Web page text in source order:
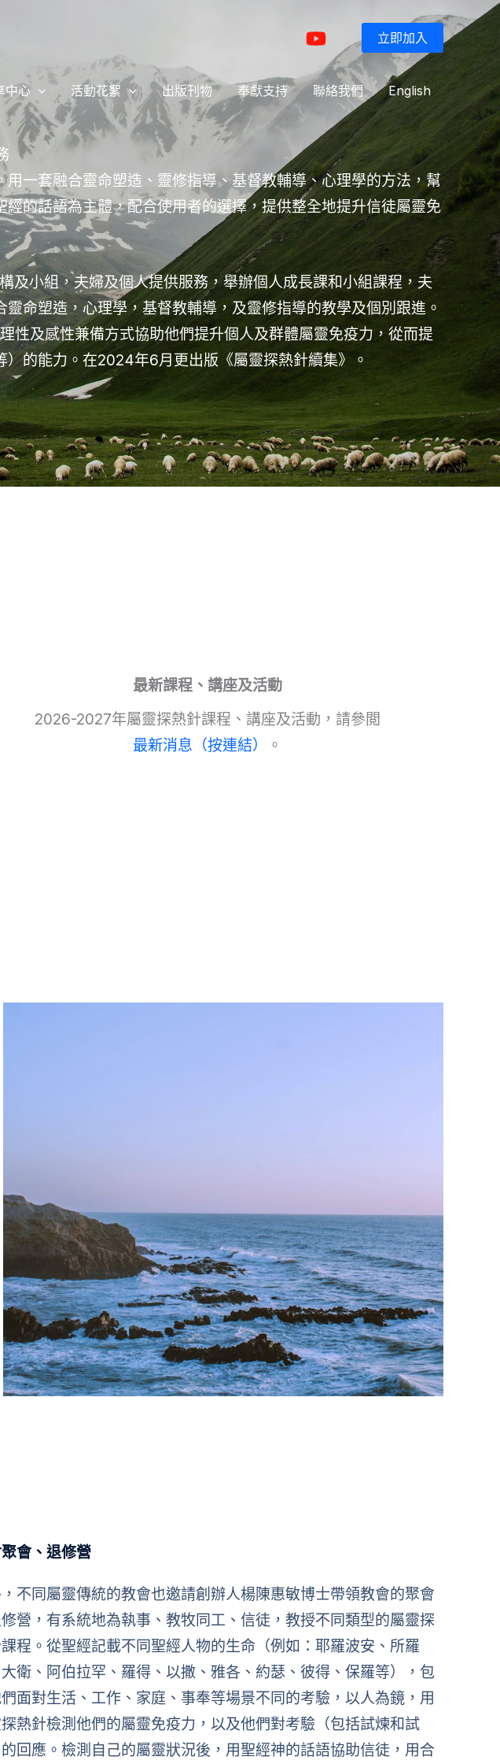
立即加入
中心 活動花絮 出版刊物 奉獻支持 聯絡我們 English
一套融合靈命塑造、靈修指導、基督教輔導、心理學的方法，幫
的話語為主體，配合使用者的選擇，提供整全地提升信徒屬靈免
小組，夫婦及個人提供服務，舉辦個人成長課和小組課程，夫
命塑造，心理學，基督教輔導，及靈修指導的教學及個別跟進。
性及感性兼備方式協助他們提升個人及群體屬靈免疫力，從而提
的能力。在2024年6月更出版《屬靈探熱針續集》。
最新課程、講座及活動
2026-2027年屬靈探熱針課程、講座及活動，請參閲
最新消息（按連結）
。
會、退修營
不同屬靈傳統的教會也邀請創辦人楊陳惠敏博士帶領教會的聚會
營，有系統地為執事、教牧同工、信徒，教授不同類型的屬靈探
程。從聖經記載不同聖經人物的生命（例如：耶羅波安、所羅
大衛、阿伯拉罕、羅得、以撒、雅各、約瑟、彼得、保羅等），包
面對生活、工作、家庭、事奉等場景不同的考驗，以人為鏡，用
熱針檢測他們的屬靈免疫力，以及他們對考驗（包括試煉和試
回應。檢測自己的屬靈狀況後，用聖經神的話語協助信徒，用合